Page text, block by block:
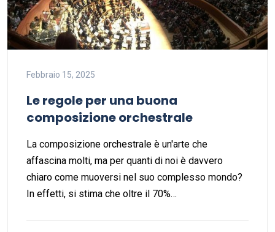
Febbraio 15, 2025
Le regole per una buona
composizione orchestrale
La composizione orchestrale è un'arte che
affascina molti, ma per quanti di noi è davvero
chiaro come muoversi nel suo complesso mondo?
In effetti, si stima che oltre il 70%…